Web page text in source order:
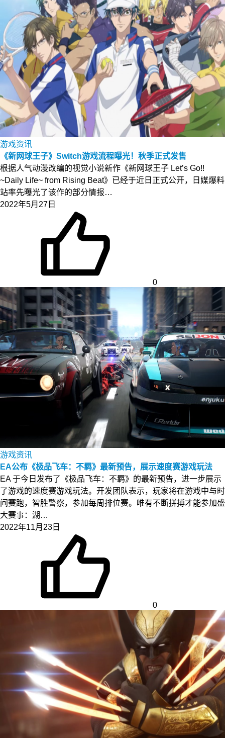
游戏资讯
《新网球王子》Switch游戏流程曝光！秋季正式发售
根据人气动漫改编的视觉小说新作《新网球王子 Let’s Go!!
~Daily Life~ from Rising Beat》已经于近日正式公开，日媒爆料
站率先曝光了该作的部分情报…
2022年5月27日
0
游戏资讯
EA公布《极品飞车：不羁》最新预告，展示速度赛游戏玩法
EA 于今日发布了《极品飞车：不羁》的最新预告，进一步展示
了游戏的速度赛游戏玩法。开发团队表示，玩家将在游戏中与时
间赛跑，智胜警察，参加每周排位赛。唯有不断拼搏才能参加盛
大赛事：湖…
2022年11月23日
0